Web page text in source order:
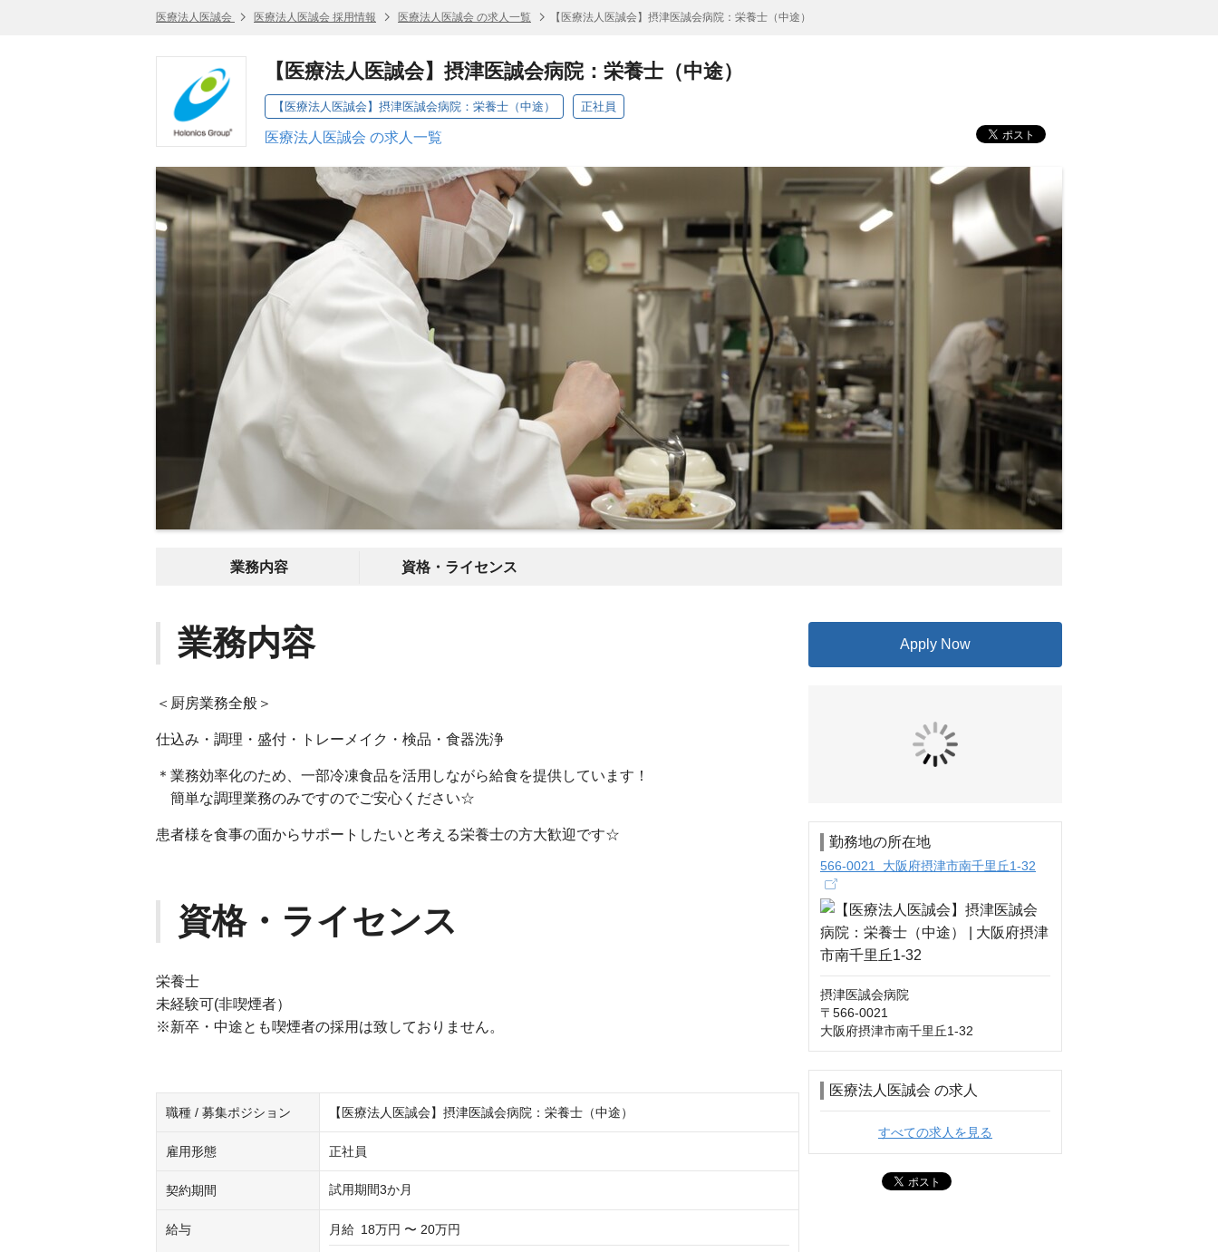
医療法人医誠会 医療法人医誠会 採用情報 医療法人医誠会 の求人一覧 【医療法人医誠会】摂津医誠会病院：栄養士（中途）
【医療法人医誠会】摂津医誠会病院：栄養士（中途）
【医療法人医誠会】摂津医誠会病院：栄養士（中途） 正社員
医療法人医誠会 の求人一覧
業務内容 資格・ライセンス
業務内容
＜厨房業務全般＞
仕込み・調理・盛付・トレーメイク・検品・食器洗浄
＊業務効率化のため、一部冷凍食品を活用しながら給食を提供しています！
簡単な調理業務のみですのでご安心ください☆
患者様を食事の面からサポートしたいと考える栄養士の方大歓迎です☆
資格・ライセンス
栄養士
未経験可(非喫煙者）
※新卒・中途とも喫煙者の採用は致しておりません。
職種 / 募集ポジション 【医療法人医誠会】摂津医誠会病院：栄養士（中途）
雇用形態 正社員
契約期間 試用期間3か月
給与 月給 18万円 〜 20万円
Apply Now
勤務地の所在地
566-0021 大阪府摂津市南千里丘1-32
摂津医誠会病院
〒566-0021
大阪府摂津市南千里丘1-32
医療法人医誠会 の求人
すべての求人を見る